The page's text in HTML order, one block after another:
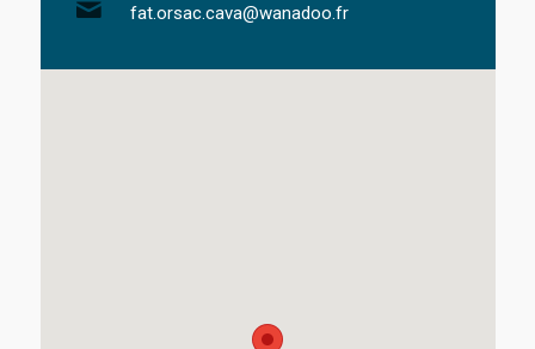
fat.orsac.cava@wanadoo.fr